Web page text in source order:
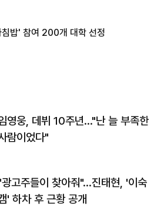
밥' 참여 200개 대학 선정
영웅, 데뷔 10주년…"난 늘 부족한
람이었다"
고주들이 찾아줘"…진태현, '이숙
' 하차 후 근황 공개